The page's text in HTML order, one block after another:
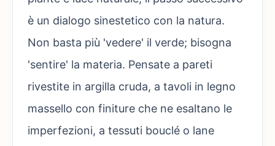
è un dialogo sinestetico con la natura.
Non basta più 'vedere' il verde; bisogna
'sentire' la materia. Pensate a pareti
rivestite in argilla cruda, a tavoli in legno
massello con finiture che ne esaltano le
imperfezioni, a tessuti bouclé o lane